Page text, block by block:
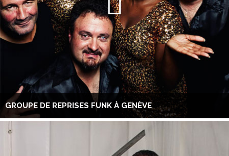
GROUPE DE REPRISES FUNK À GENÈVE